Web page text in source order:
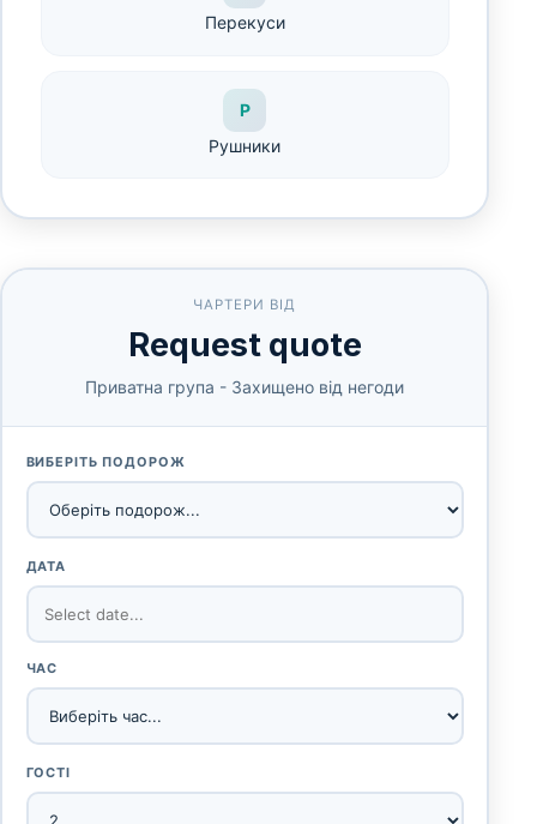
Перекуси
Р
Рушники
ЧАРТЕРИ ВІД
Request quote
Приватна група - Захищено від негоди
ВИБЕРІТЬ ПОДОРОЖ
ДАТА
ЧАС
ГОСТІ